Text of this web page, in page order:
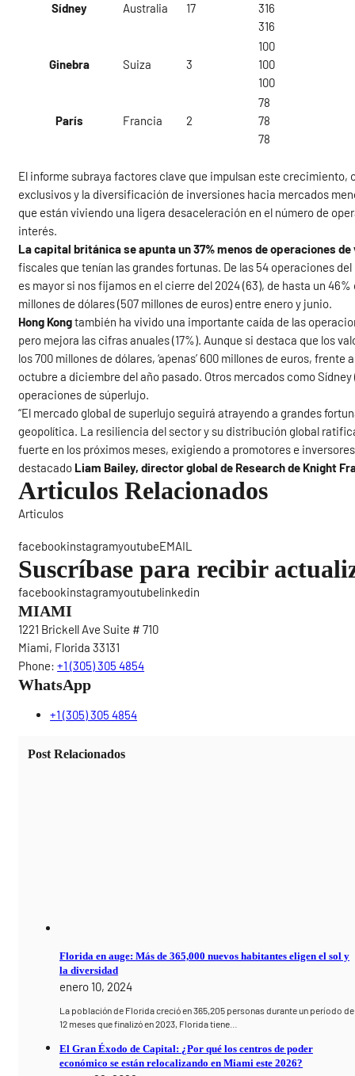
Sídney Australia 17
316
316
Ginebra Suiza 3
100
100
100
París Francia 2
78
78
78
El informe subraya factores clave que impulsan este
exclusivos y la diversificación de inversiones hacia mercados
que están viviendo una ligera desaceleración en el número de
interés.
La capital británica se apunta un 37% menos de operaciones
fiscales que tenían las grandes fortunas. De las 54 operaciones
es mayor si nos fijamos en el cierre del 2024 (63), de hasta un
millones de dólares (507 millones de euros) entre enero y junio.
Hong Kongtambién ha vivido una importante caída de las
pero mejora las cifras anuales (17%). Aunque si destaca que los
los 700 millones de dólares, ‘apenas’ 600 millones de euros,
octubre a diciembre del año pasado. Otros mercados como
operaciones de súperlujo.
“El mercado global de superlujo seguirá atrayendo a grandes
geopolítica. La resiliencia del sector y su distribución global
fuerte en los próximos meses, exigiendo a promotores e
destacado Liam Bailey, director global de Research de Knight
Articulos Relacionados
Articulos
facebookinstagramyoutubeEMAIL
Suscríbase para recibir
facebookinstagramyoutubelinkedin
MIAMI
1221 Brickell Ave Suite # 710
Miami, Florida 33131
Phone: +1 (305) 305 4854
WhatsApp
+1 (305) 305 4854
Post Relacionados
Florida en auge: Más de 365,000 nuevos habitantes eligen el sol y
la diversidad
enero 10, 2024
La población de Florida creció en 365,205 personas durante un período de
12 meses que finalizó en 2023, Florida tiene…
El Gran Éxodo de Capital: ¿Por qué los centros de poder
económico se están relocalizando en Miami este 2026?